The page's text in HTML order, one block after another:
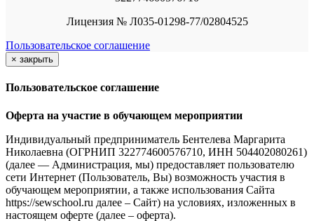
Лицензия № Л035-01298-77/02804525
Пользовательское соглашение
× закрыть
Пользовательское соглашение
Оферта на участие в обучающем мероприятии
Индивидуальный предприниматель Бентелева Маргарита
Николаевна (ОГРНИП 322774600576710, ИНН 504402080261)
(далее — Администрация, мы) предоставляет пользователю
сети Интернет (Пользователь, Вы) возможность участия в
обучающем мероприятии, а также использования Сайта
https://sewschool.ru далее – Сайт) на условиях, изложенных в
настоящем оферте (далее – оферта).